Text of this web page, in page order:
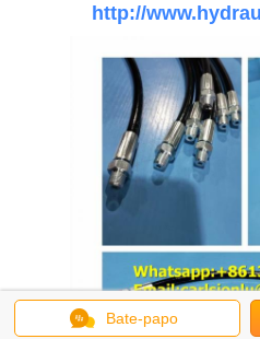
http://
Bate-papo